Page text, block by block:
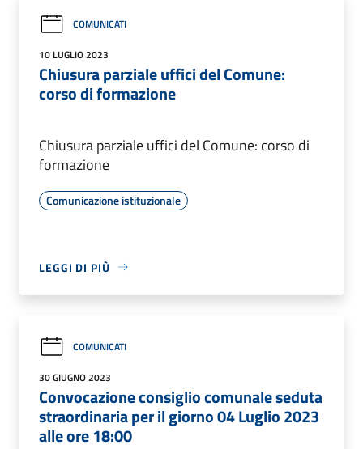
COMUNICATI
10 LUGLIO 2023
Chiusura parziale uffici del Comune:
corso di formazione
Chiusura parziale uffici del Comune: corso di
formazione
Comunicazione istituzionale
LEGGI DI PIÙ
COMUNICATI
30 GIUGNO 2023
Convocazione consiglio comunale seduta
straordinaria per il giorno 04 Luglio 2023
alle ore 18:00